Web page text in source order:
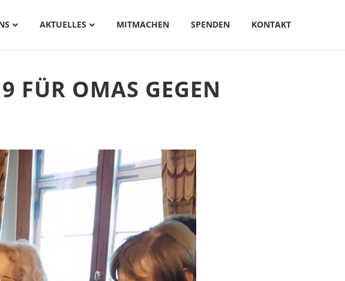
AKTUELLES MITMACHEN SPENDEN KONTAKT
FÜR OMAS GEGEN